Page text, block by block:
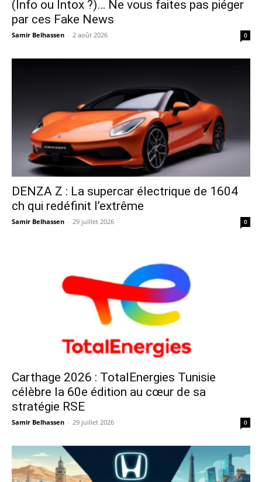
(Info ou Intox ?)… Ne vous faites pas piéger
par ces Fake News
Samir Belhassen - 2 août 2026 0
DENZA Z : La supercar électrique de 1604
ch qui redéfinit l’extrême
Samir Belhassen - 29 juillet 2026 0
Carthage 2026 : TotalEnergies Tunisie
célèbre la 60e édition au cœur de sa
stratégie RSE
Samir Belhassen - 29 juillet 2026 0